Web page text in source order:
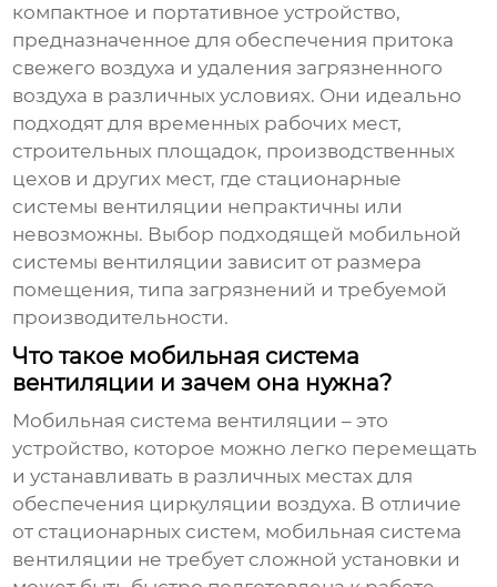
компактное и портативное устройство,
предназначенное для обеспечения притока
свежего воздуха и удаления загрязненного
воздуха в различных условиях. Они идеально
подходят для временных рабочих мест,
строительных площадок, производственных
цехов и других мест, где стационарные
системы вентиляции непрактичны или
невозможны. Выбор подходящей мобильной
системы вентиляции зависит от размера
помещения, типа загрязнений и требуемой
производительности.
Что такое мобильная система
вентиляции и зачем она нужна?
Мобильная система вентиляции – это
устройство, которое можно легко перемещать
и устанавливать в различных местах для
обеспечения циркуляции воздуха. В отличие
от стационарных систем, мобильная система
вентиляции не требует сложной установки и